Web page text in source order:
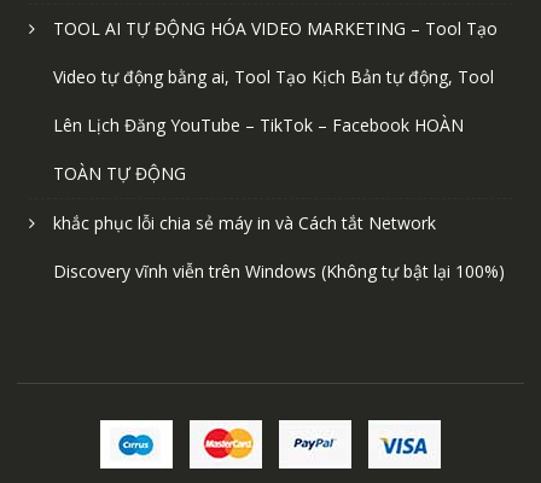
TOOL AI TỰ ĐỘNG HÓA VIDEO MARKETING – Tool Tạo
Video tự động bằng ai, Tool Tạo Kịch Bản tự động, Tool
Lên Lịch Đăng YouTube – TikTok – Facebook HOÀN
TOÀN TỰ ĐỘNG
khắc phục lỗi chia sẻ máy in và Cách tắt Network
Discovery vĩnh viễn trên Windows (Không tự bật lại 100%)